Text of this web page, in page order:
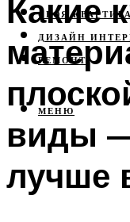
СВОЯ КВАРТИРА
ДИЗАЙН
РЕМОНТ
МЕНЮ
Какие
виды
лучше